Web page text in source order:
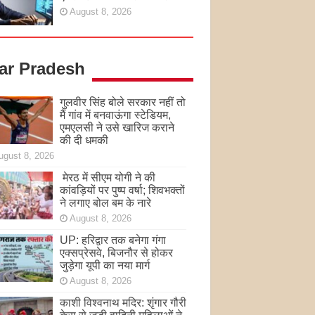
August 8, 2026
Pradesh
गुलवीर सिंह बोले सरकार नहीं तो
मैं गांव में बनवाऊंगा स्टेडियम,
एमएलसी ने उसे खारिज कराने
की दी धमकी
8, 2026
मेरठ में सीएम योगी ने की
कांवड़ियों पर पुष्प वर्षा; शिवभक्तों
ने लगाए बोल बम के नारे
August 8, 2026
UP: हरिद्वार तक बनेगा गंगा
एक्सप्रेसवे, बिजनौर से होकर
जुड़ेगा यूपी का नया मार्ग
August 8, 2026
काशी विश्वनाथ मदिर: शृंगार गौरी